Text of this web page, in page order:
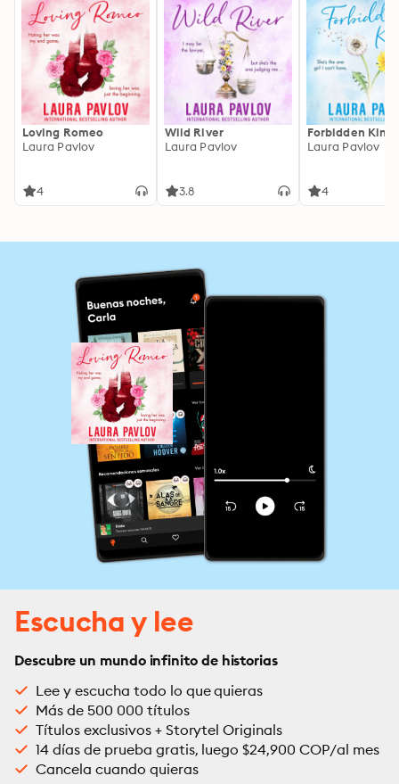
Loving Romeo
Laura Pavlov
4
Wild River
Laura Pavlov
3.8
Forbidden King
Laura Pavlov
4
Escucha y lee
Descubre un mundo infinito de historias
Lee y escucha todo lo que quieras
Más de 500 000 títulos
Títulos exclusivos + Storytel Originals
14 días de prueba gratis, luego $24,900 COP/al mes
Cancela cuando quieras